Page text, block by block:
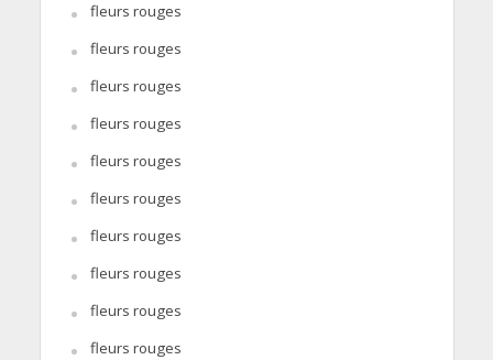
fleurs rouges
fleurs rouges
fleurs rouges
fleurs rouges
fleurs rouges
fleurs rouges
fleurs rouges
fleurs rouges
fleurs rouges
fleurs rouges